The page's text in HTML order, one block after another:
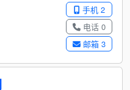
手机 2
电话 0
邮箱 3